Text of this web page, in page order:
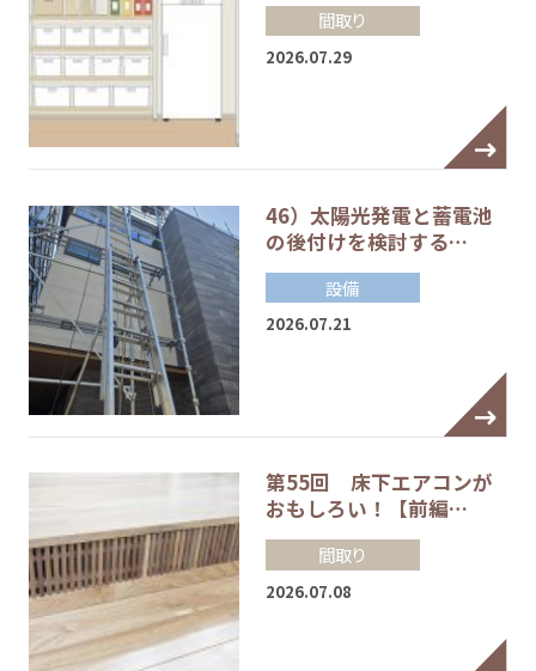
間取り
2026.07.29
46）太陽光発電と蓄電池
の後付けを検討する…
設備
2026.07.21
第55回 床下エアコンが
おもしろい！【前編…
間取り
2026.07.08